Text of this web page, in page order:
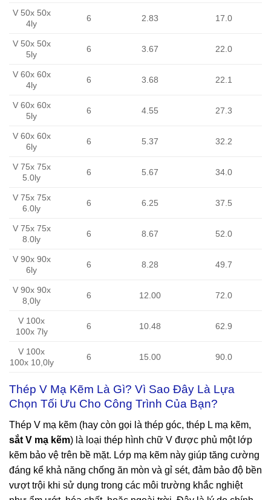
V 50x 50x
4ly
6 2.83 17.0
V 50x 50x
5ly
6 3.67 22.0
V 60x 60x
4ly
6 3.68 22.1
V 60x 60x
5ly
6 4.55 27.3
V 60x 60x
6ly
6 5.37 32.2
V 75x 75x
5.0ly
6 5.67 34.0
V 75x 75x
6.0ly
6 6.25 37.5
V 75x 75x
8.0ly
6 8.67 52.0
V 90x 90x
6ly
6 8.28 49.7
V 90x 90x
8,0ly
6 12.00 72.0
V 100x
100x 7ly
6 10.48 62.9
V 100x
100x 10,0ly
6 15.00 90.0
Thép V Mạ Kẽm Là Gì? Vì Sao Đây Là Lựa
Chọn Tối Ưu Cho Công Trình Của Bạn?
Thép V mạ kẽm (hay còn gọi là thép góc, thép L mạ kẽm,
sắt V mạ kẽm) là loại thép hình chữ V được phủ một lớp
kẽm bảo vệ trên bề mặt. Lớp mạ kẽm này giúp tăng cường
đáng kể khả năng chống ăn mòn và gỉ sét, đảm bảo độ bền
vượt trội khi sử dụng trong các môi trường khắc nghiệt